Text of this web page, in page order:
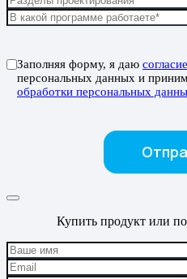
Заполняя форму, я даю согласие
персональных данных и
обработки персональных
Купить продукт или